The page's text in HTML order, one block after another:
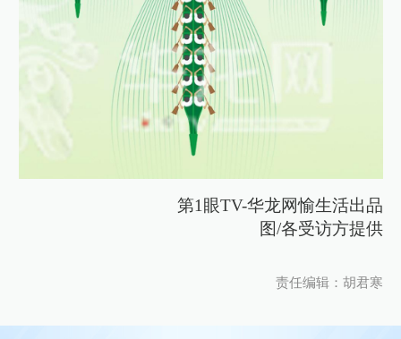
第1眼TV-华龙网愉生活出品
图/各受访方提供
责任编辑：胡君寒